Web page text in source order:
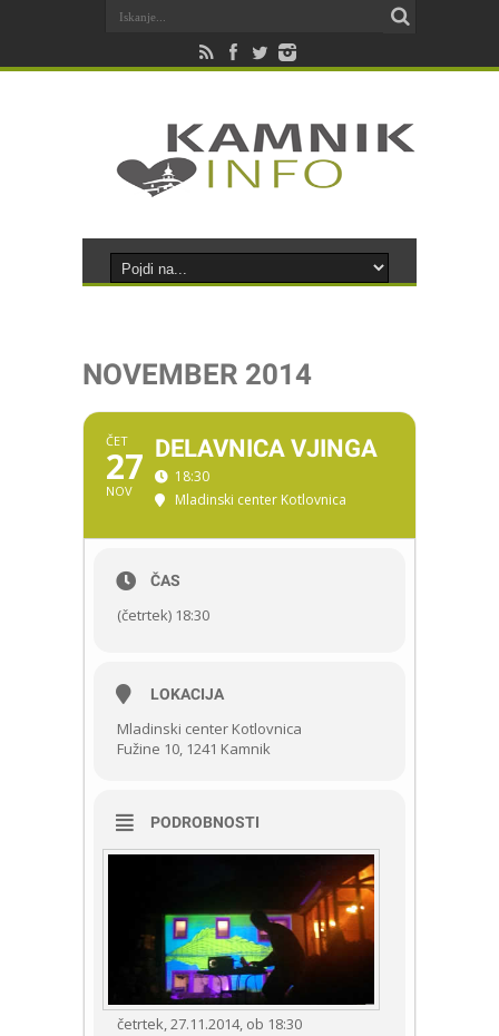
NOVEMBER 2014
ČET
27
NOV
DELAVNICA VJINGA
18:30
Mladinski center Kotlovnica
ČAS
(četrtek) 18:30
LOKACIJA
Mladinski center Kotlovnica
Fužine 10, 1241 Kamnik
PODROBNOSTI
četrtek, 27.11.2014, ob 18:30